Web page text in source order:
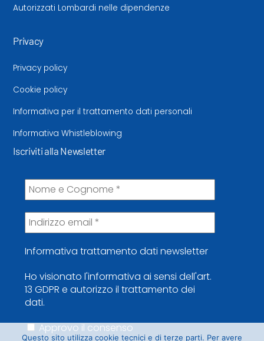
Autorizzati Lombardi nelle dipendenze
Privacy
Privacy policy
Cookie policy
Informativa per il trattamento dati personali
Informativa Whistleblowing
Iscriviti alla Newsletter
Informativa trattamento dati newsletter
Ho visionato l'informativa ai sensi dell'art.
13 GDPR e autorizzo il trattamento dei
dati.
Approvo il consenso
Questo sito utilizza cookie tecnici e di terze parti. Per avere